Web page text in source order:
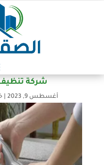
شركة
أغسطس 9, 2023